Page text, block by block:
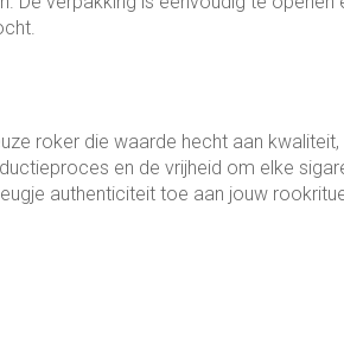
roker die waarde hecht aan kwaliteit,
en de vrijheid om elke
authenticiteit toe aan jouw